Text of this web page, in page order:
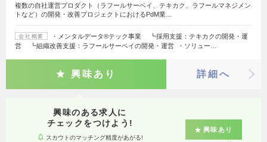
複数の自社運営プロダクト（ラフールサーベイ、テキカク、ラフールマネジメン
トなど）の開発・改善プロジェクトにおけるPdM業…
会社概要
・メンタルデータ®テック事業 ┗採用支援：テキカクの開発・運
営 ┗組織改善支援：ラフールサーベイの開発・運営 ・ソリュー…
興味あり 詳細へ
興味のある求人に
チェックをつけよう!
スカウトのマッチング精度があがる!
興味あり